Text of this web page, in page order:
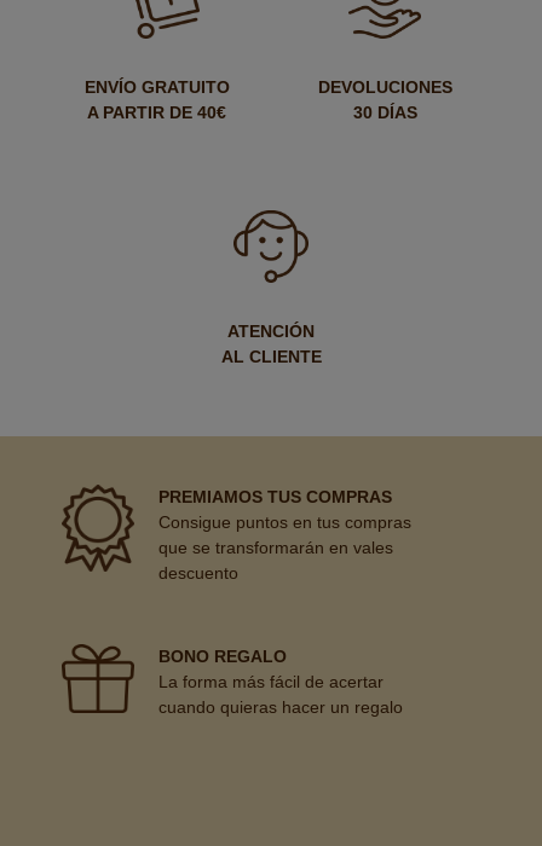
ENVÍO GRATUITO
A PARTIR DE 40€
DEVOLUCIONES
30 DÍAS
ATENCIÓN
AL CLIENTE
PREMIAMOS TUS COMPRAS
Consigue puntos en tus compras
que se transformarán en vales
descuento
BONO REGALO
La forma más fácil de acertar
cuando quieras hacer un regalo